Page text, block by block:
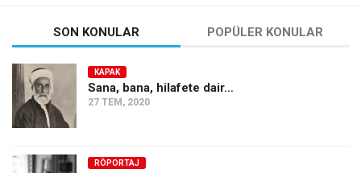
SON KONULAR POPÜLER KONULAR
KAPAK
Sana, bana, hilafete dair…
27 TEM, 2020
RÖPORTAJ